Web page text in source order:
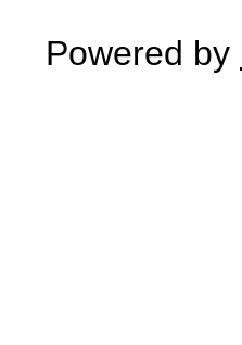
Powered by